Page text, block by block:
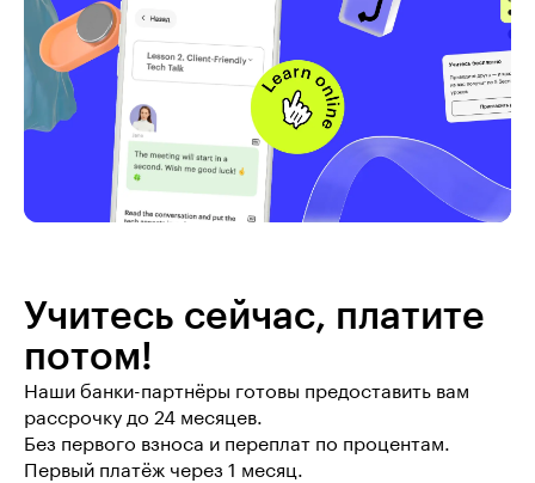
Учитесь сейчас, платите
потом!
Наши банки-партнёры готовы предоставить вам
рассрочку до 24 месяцев.
Без первого взноса и переплат по процентам.
Первый платёж через 1 месяц.